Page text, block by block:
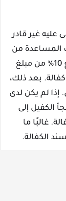
عليه غير قادر
المساعدة من
كفيل. عادةً ما يُطلب من المدعى عليه دفع 10% من مبلغ
بعد ذلك،
إذا لم يكن لدى
الكفيل إلى
غالبًا ما
الكفالة.